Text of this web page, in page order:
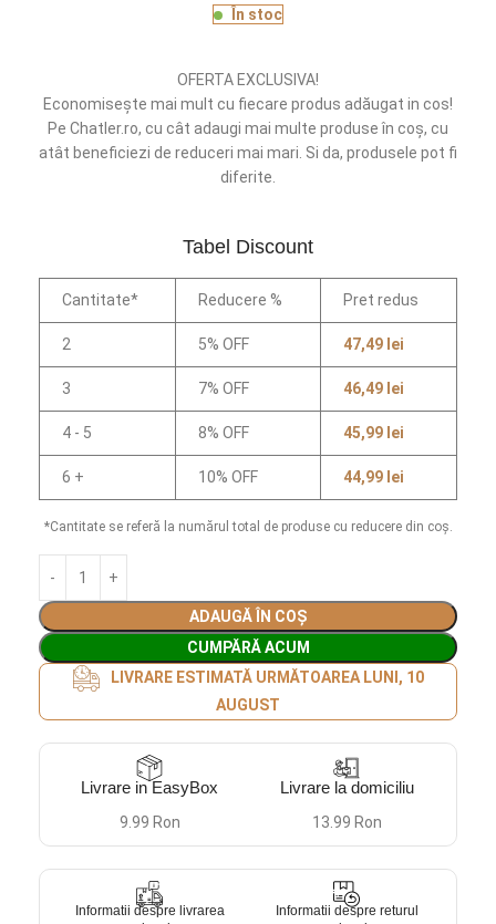
În stoc
OFERTA EXCLUSIVA!
Economisește mai mult cu fiecare produs adăugat in cos!
Pe Chatler.ro, cu cât adaugi mai multe produse în coș, cu
atât beneficiezi de reduceri mai mari. Si da, produsele pot fi
diferite.
Tabel Discount
Cantitate* Reducere % Pret redus
2 5% OFF 47,49 lei
3 7% OFF 46,49 lei
4 - 5 8% OFF 45,99 lei
6 + 10% OFF 44,99 lei
*Cantitate se referă la numărul total de produse cu reducere din coș.
ADAUGĂ ÎN COȘ
CUMPĂRĂ ACUM
LIVRARE ESTIMATĂ URMĂTOAREA LUNI, 10
AUGUST
Livrare in EasyBox
9.99 Ron
Livrare la domiciliu
13.99 Ron
Informatii despre livrarea
Informatii despre returul